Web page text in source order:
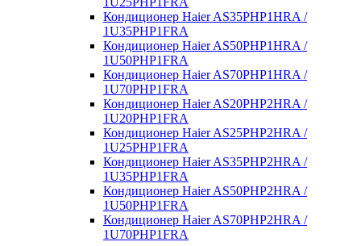
Кондиционер Haier AS35PHP1HRA /
1U35PHP1FRA
Кондиционер Haier AS50PHP1HRA /
1U50PHP1FRA
Кондиционер Haier AS70PHP1HRA /
1U70PHP1FRA
Кондиционер Haier AS20PHP2HRA /
1U20PHP1FRA
Кондиционер Haier AS25PHP2HRA /
1U25PHP1FRA
Кондиционер Haier AS35PHP2HRA /
1U35PHP1FRA
Кондиционер Haier AS50PHP2HRA /
1U50PHP1FRA
Кондиционер Haier AS70PHP2HRA /
1U70PHP1FRA